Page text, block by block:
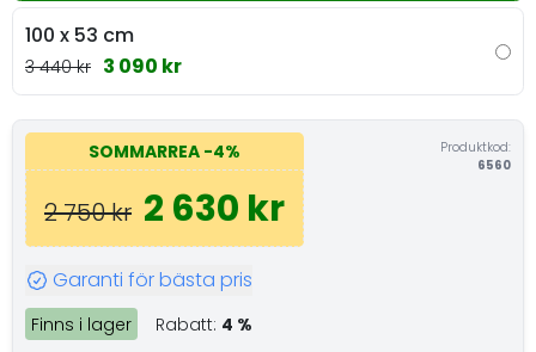
100 x 53 cm
3 440 kr 3 090 kr
SOMMARREA -4%
2 750 kr 2 630 kr
Produktkod:
6560
Garanti för bästa pris
Finns i lager Rabatt: 4 %